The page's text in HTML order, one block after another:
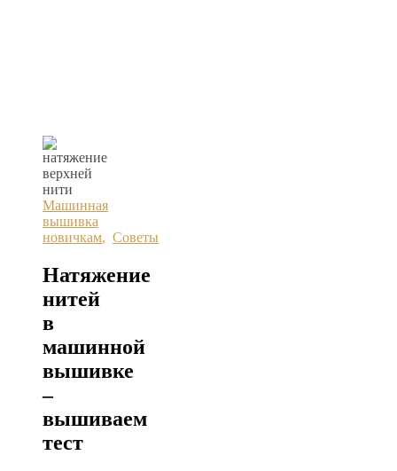
Машинная
вышивка
новичкам, Советы
Натяжение
нитей
в
машинной
вышивке
–
вышиваем
тест